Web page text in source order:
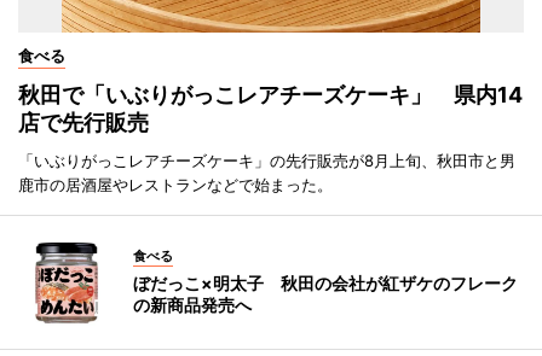
食べる
秋田で「いぶりがっこレアチーズケーキ」 県内14
店で先行販売
「いぶりがっこレアチーズケーキ」の先行販売が8月上旬、秋田市と男
鹿市の居酒屋やレストランなどで始まった。
食べる
ぼだっこ×明太子 秋田の会社が紅ザケのフレーク
の新商品発売へ